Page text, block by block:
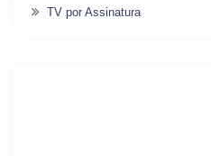
TV por Assinatura